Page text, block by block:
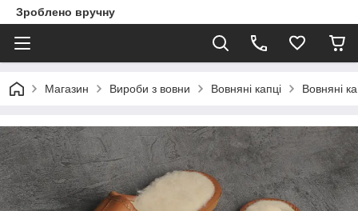
Зроблено вручну
Магазин Вироби з вовни Вовняні капці Вовняні